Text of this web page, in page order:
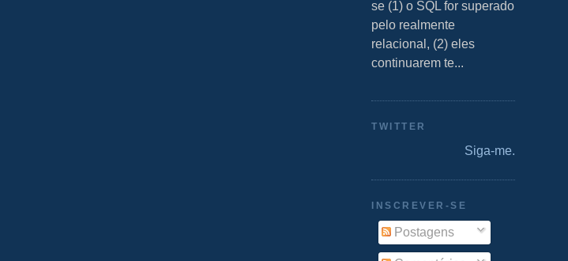
se (1) o SQL for superado
pelo realmente
relacional, (2) eles
continuarem te...
TWITTER
Siga-me.
INSCREVER-SE
Postagens